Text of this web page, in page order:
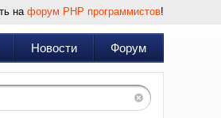
на форум PHP программистов!
Новости Форум